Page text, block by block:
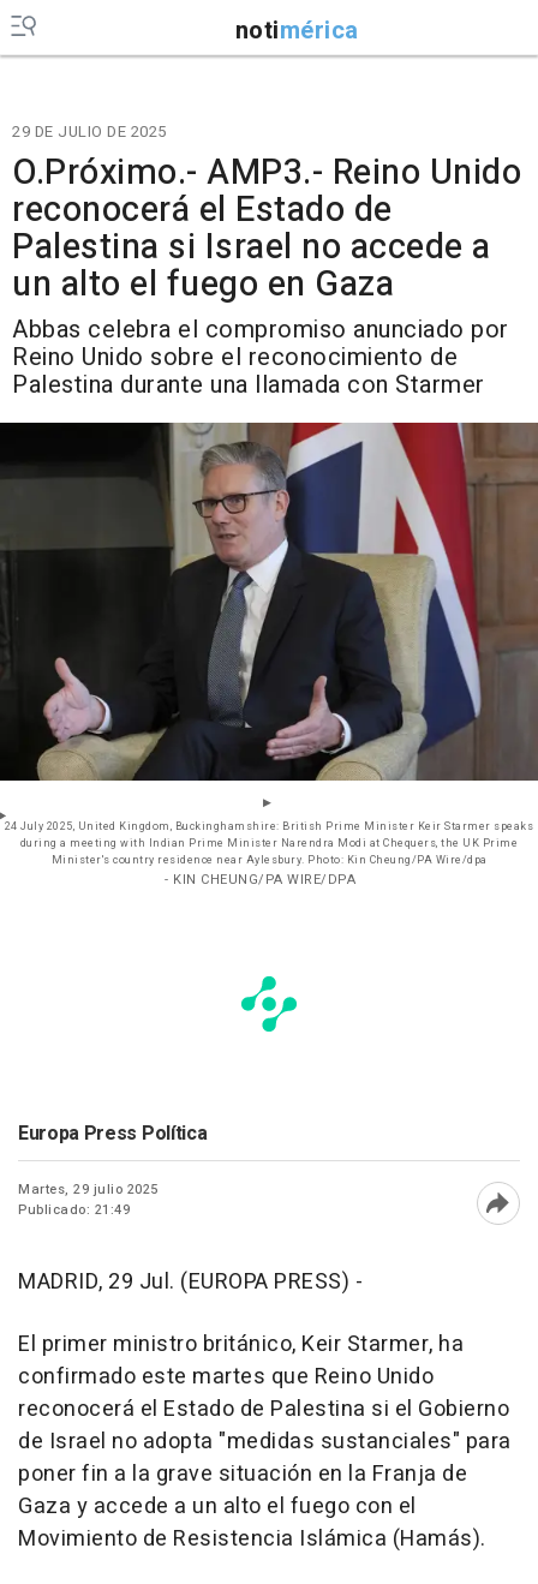
notimérica
29 DE JULIO DE 2025
O.Próximo.- AMP3.- Reino Unido
reconocerá el Estado de
Palestina si Israel no accede a
un alto el fuego en Gaza
Abbas celebra el compromiso anunciado por
Reino Unido sobre el reconocimiento de
Palestina durante una llamada con Starmer
24 July 2025, United Kingdom, Buckinghamshire: British Prime Minister Keir Starmer speaks
during a meeting with Indian Prime Minister Narendra Modi at Chequers, the UK Prime
Minister's country residence near Aylesbury. Photo: Kin Cheung/PA Wire/dpa
- KIN CHEUNG/PA WIRE/DPA
Europa Press Política
Martes, 29 julio 2025
Publicado: 21:49
MADRID, 29 Jul. (EUROPA PRESS) -
El primer ministro británico, Keir Starmer, ha
confirmado este martes que Reino Unido
reconocerá el Estado de Palestina si el Gobierno
de Israel no adopta "medidas sustanciales" para
poner fin a la grave situación en la Franja de
Gaza y accede a un alto el fuego con el
Movimiento de Resistencia Islámica (Hamás).